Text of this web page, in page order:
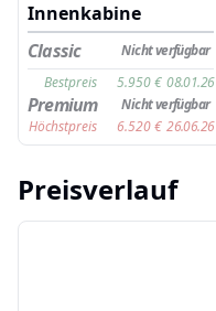
Innenkabine
Classic
Nicht verfügbar
Bestpreis
5.950€ 08.01.26
Premium
Nicht verfügbar
Höchstpreis
6.520€ 26.06.26
Preisverlauf